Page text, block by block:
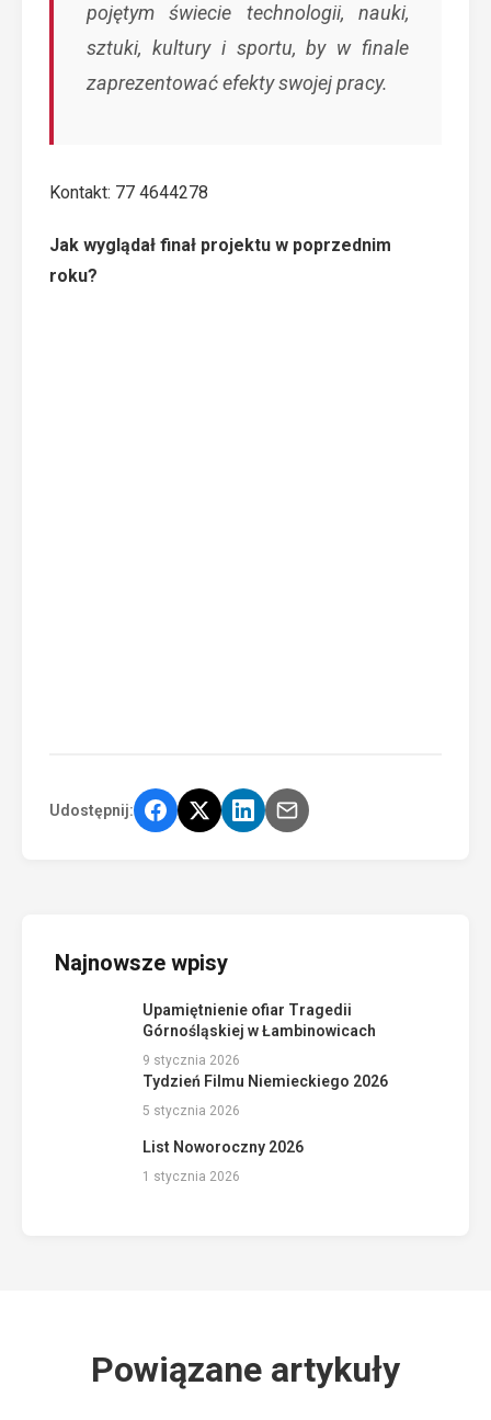
pojętym świecie technologii, nauki,
sztuki, kultury i sportu, by w finale
zaprezentować efekty swojej pracy.
Kontakt: 77 4644278
Jak wyglądał finał projektu w poprzednim
roku?
Udostępnij:
Najnowsze wpisy
Upamiętnienie ofiar Tragedii
Górnośląskiej w Łambinowicach
9 stycznia 2026
Tydzień Filmu Niemieckiego 2026
5 stycznia 2026
List Noworoczny 2026
1 stycznia 2026
Powiązane artykuły